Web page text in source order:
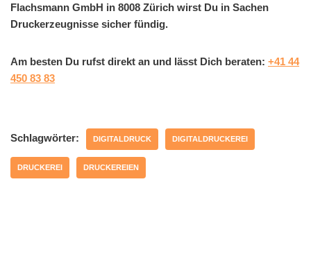
Flachsmann GmbH in 8008 Zürich wirst Du in Sachen
Druckerzeugnisse sicher fündig.
Am besten Du rufst direkt an und lässt Dich beraten: +41 44
450 83 83
Schlagwörter: DIGITALDRUCK DIGITALDRUCKEREI
DRUCKEREI DRUCKEREIEN